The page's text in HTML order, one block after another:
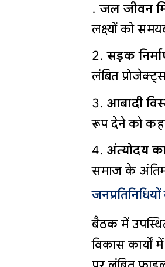
जल जीवन
लक्ष्यों को
सड़क
लंबित
आबादी
रूप देने को
अंत्योदय
समाज के अंतिम
बैठक में
विकास कार्यों